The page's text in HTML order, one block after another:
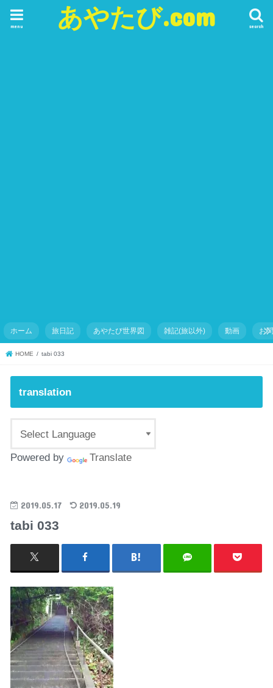
あやたび.com search
menu
ホーム 旅日記 あやたび世界図 雑記(旅以外) 動画 お
HOME tabi 033
translation
Powered by Translate
2019.05.17 2019.05.19
tabi 033